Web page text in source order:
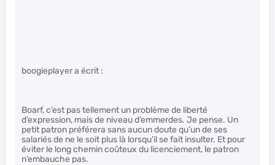
boogieplayer a écrit :
Boarf, c’est pas tellement un problème de liberté
d’expression, mais de niveau d’emmerdes. Je pense. Un
petit patron préférera sans aucun doute qu’un de ses
salariés de ne le soit plus là lorsqu’il se fait insulter. Et pour
éviter le long chemin coûteux du licenciement, le patron
n’embauche pas.